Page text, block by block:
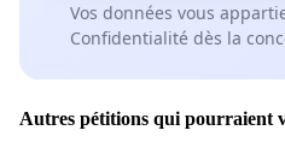
Vos données vous
Confidentialité dès la
Autres pétitions qui pourraient